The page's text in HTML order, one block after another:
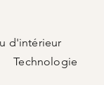
d'intérieur